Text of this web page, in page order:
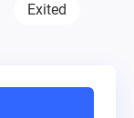
Exited